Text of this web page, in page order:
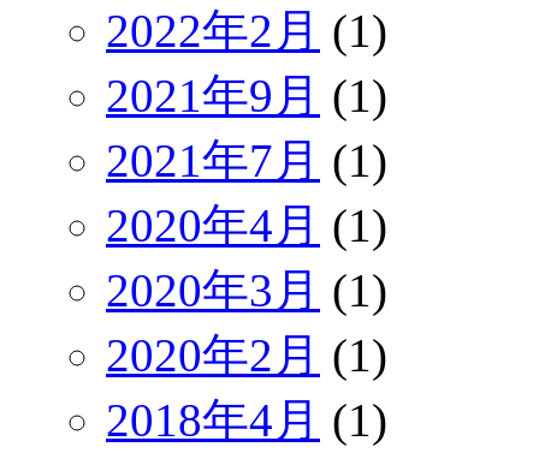
2022年2月 (1)
2021年9月 (1)
2021年7月 (1)
2020年4月 (1)
2020年3月 (1)
2020年2月 (1)
2018年4月 (1)